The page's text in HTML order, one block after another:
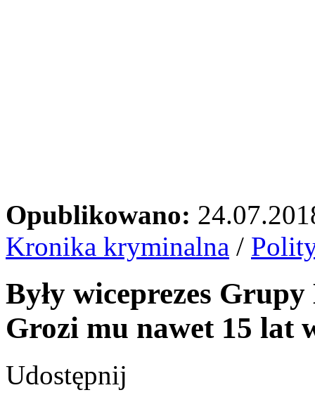
Opublikowano:
Kronika kryminalna /
Były wiceprezes
Grozi mu nawet 15 lat
Udostępnij